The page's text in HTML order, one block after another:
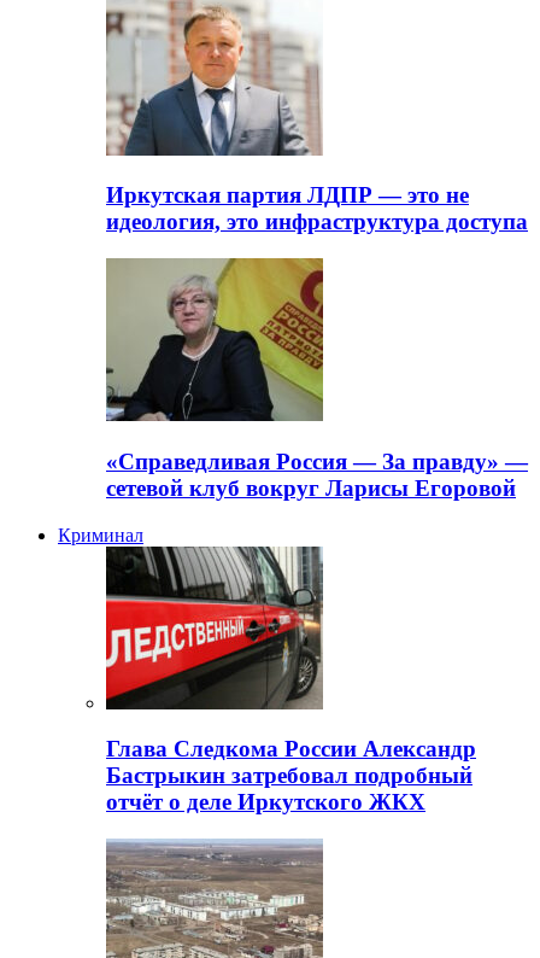
Иркутская партия ЛДПР — это не
идеология, это инфраструктура доступа
«Справедливая Россия — За правду» —
сетевой клуб вокруг Ларисы Егоровой
Криминал
Глава Следкома России Александр
Бастрыкин затребовал подробный
отчёт о деле Иркутского ЖКХ